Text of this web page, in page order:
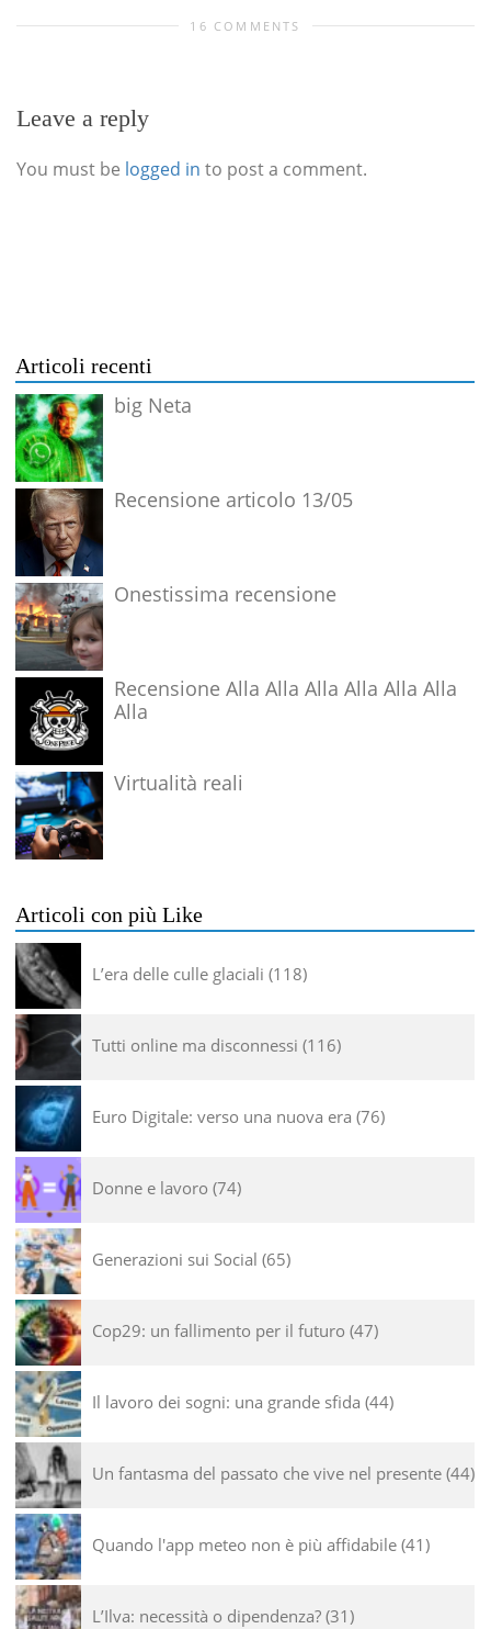
16 COMMENTS
Leave a reply
You must be logged in to post a comment.
Articoli recenti
big Neta
Recensione articolo 13/05
Onestissima recensione
Recensione Alla Alla Alla Alla Alla Alla
Alla
Virtualità reali
Articoli con più Like
L’era delle culle glaciali 118
Tutti online ma disconnessi 116
Euro Digitale: verso una nuova era 76
Donne e lavoro 74
Generazioni sui Social 65
Cop29: un fallimento per il futuro 47
Il lavoro dei sogni: una grande sfida 44
Un fantasma del passato che vive nel presente 44
Quando l'app meteo non è più affidabile 41
L’Ilva: necessità o dipendenza? 31